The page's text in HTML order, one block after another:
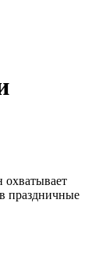
охватывает
праздничные